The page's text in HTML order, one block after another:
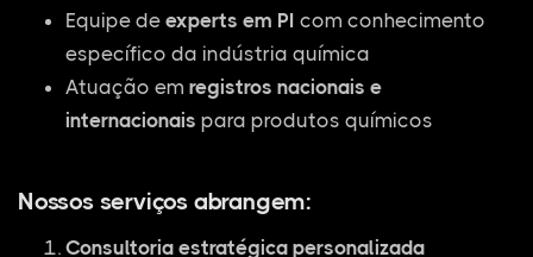
Equipe de experts em PI com conhecimento
específico da indústria química
Atuação em registros nacionais e
internacionais para produtos químicos
Nossos serviços abrangem:
Consultoria estratégica personalizada